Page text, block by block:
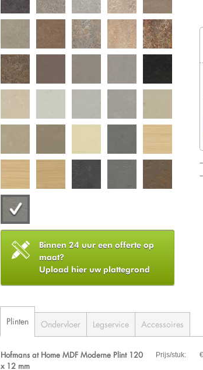
Binnen 24 uur een offerte op
maat?
Upload hier uw plattegrond
Plinten Ondervloer Legservice Accessoires
Hofmans at Home MDF Moderne Plint 120
x 12 mm
Prijs/stuk: